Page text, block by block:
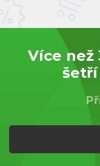
Více než
šetří